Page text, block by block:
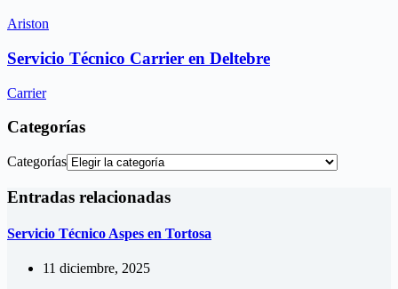
Ariston
Servicio Técnico Carrier en Deltebre
Carrier
Categorías
Categorías
Entradas relacionadas
Servicio Técnico Aspes en Tortosa
11 diciembre, 2025